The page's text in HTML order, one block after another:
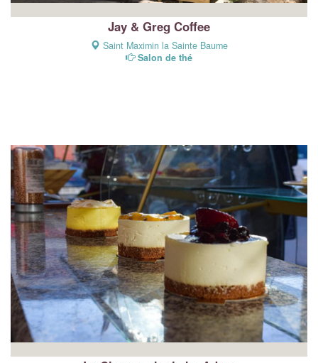
Jay & Greg Coffee
Saint Maximin la Sainte Baume
Salon de thé